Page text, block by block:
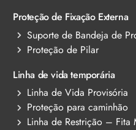
Proteção de Fixação Externa
Suporte de Bandeja de
Proteção de Pilar
Linha de vida temporária
Linha de Vida Provisória
Proteção para caminhão
Linha de Restrição – Fita